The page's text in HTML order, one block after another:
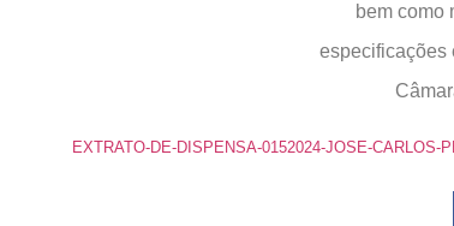
bem como
especificações
EXTRATO-DE-DISPENSA-0152024-JOSE-